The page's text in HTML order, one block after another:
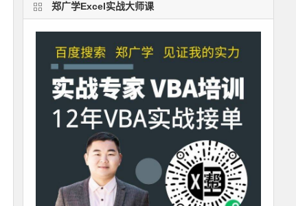
郑广学Excel实战大师课